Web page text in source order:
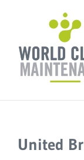
United